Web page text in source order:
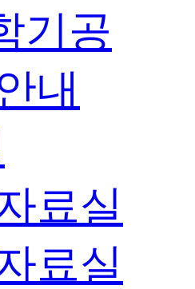
기공
내
료실
료실